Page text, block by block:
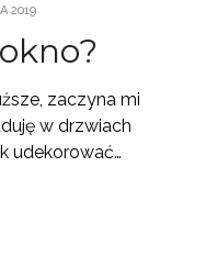
2019
zaczyna mi
w drzwiach
udekorować…